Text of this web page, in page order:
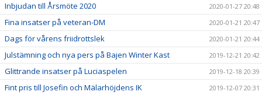
Inbjudan till Årsmöte 2020 2020-01-27 20:48
Fina insatser på veteran-DM 2020-01-21 20:47
Dags för vårens friidrottslek 2020-01-21 20:44
Julstämning och nya pers på Bajen Winter Kast 2019-12-21 20:42
Glittrande insatser på Luciaspelen 2019-12-18 20:39
Fint pris till Josefin och Mälarhöjdens IK 2019-12-07 20:31